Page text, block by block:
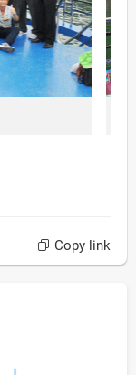
Copy link